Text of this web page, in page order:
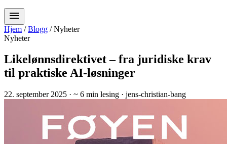
menu
Hjem / Blogg / Nyheter
Nyheter
Likelønnsdirektivet – fra juridiske krav
til praktiske AI-løsninger
22. september 2025 · ~ 6 min lesing · jens-christian-bang